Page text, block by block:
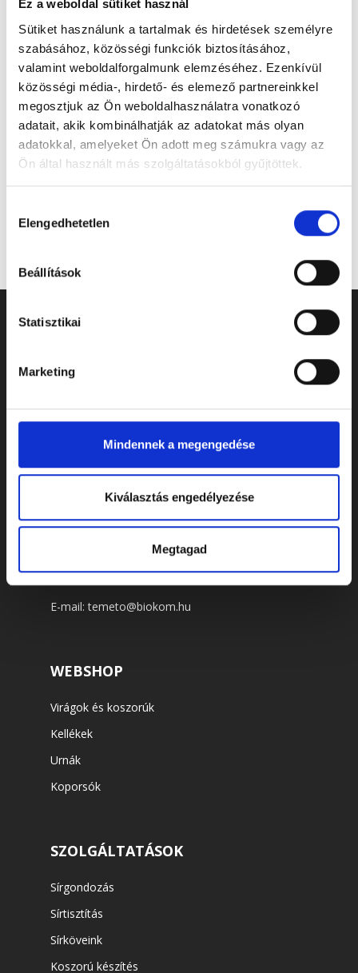
Ez a weboldal sütiket használ
Sütiket használunk a tartalmak és hirdetések személyre
szabásához, közösségi funkciók biztosításához,
valamint weboldalforgalmunk elemzéséhez. Ezenkívül
közösségi média-, hirdető- és elemező partnereinkkel
megosztjuk az Ön weboldalhasználatra vonatkozó
adatait, akik kombinálhatják az adatokat más olyan
adatokkal, amelyeket Ön adott meg számukra vagy az
Ön által használt más szolgáltatásokból gyűjtöttek.
kiválasztása
Elengedhetetlen
Beállítások
Statisztikai
Marketing
Mindennek a megengedése
Kiválasztás engedélyezése
Megtagad
Figyelem! Módosul a Pécsi Köztemető
ügyfélszolgálatának nyitvatartása
A tartós hőhullám miatt bevezetett
takarékossági intézkedések részeként módosul
a Pécsi Köztemető ügyfélszolgálatának
nyitvatartása: 2026. augusztus 3–8. között,
hétfőtől szombatig 12 óráig várják az ügyfeleket.
Tovább
ELÉRHETŐSÉGEK
Cím: 7622 Pécs, Siklósi út 43.
E-mail:temeto@biokom.hu
WEBSHOP
Virágok és koszorúk
Kellékek
Urnák
Koporsók
SZOLGÁLTATÁSOK
Sírgondozás
Sírtisztítás
Sírköveink
Koszorú készítés